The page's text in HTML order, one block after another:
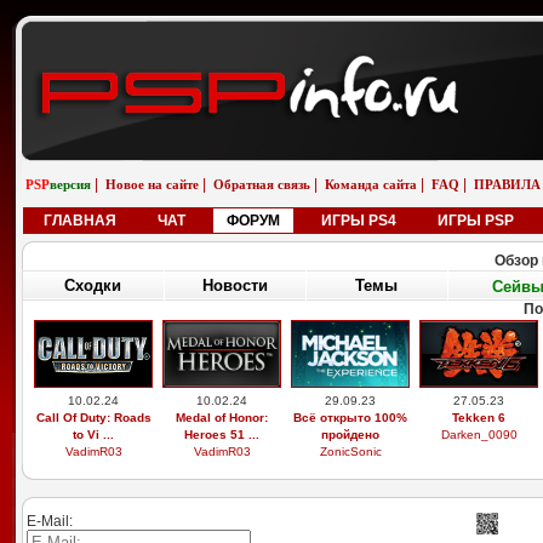
PSPверсия Новое на сайте Обратная связь Команда сайта FAQ ПРАВИЛА
ГЛАВНАЯ ЧАТ ФОРУМ ИГРЫ PS4 ИГРЫ PSP
Обзор
Сходки Новости Темы Сейвы
10.02.24
Call Of Duty: Roads
to Vi ...
VadimR03
10.02.24
Medal of Honor:
Heroes 51 ...
VadimR03
29.09.23
Всё открыто 100%
пройдено
ZonicSonic
27.05.23
Tekken 6
Darken_0090
E-Mail: